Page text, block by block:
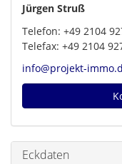
Jürgen Struß
Telefon: +49 2104
Telefax: +49 2104
info@projekt-
Eckdaten